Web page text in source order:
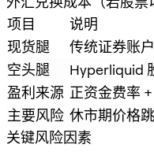
项目
说明
现货腿
传统证券账
空头腿
Hyperliquid
盈利来源 正资金费率
主要风险 休市期价格
关键风险因素